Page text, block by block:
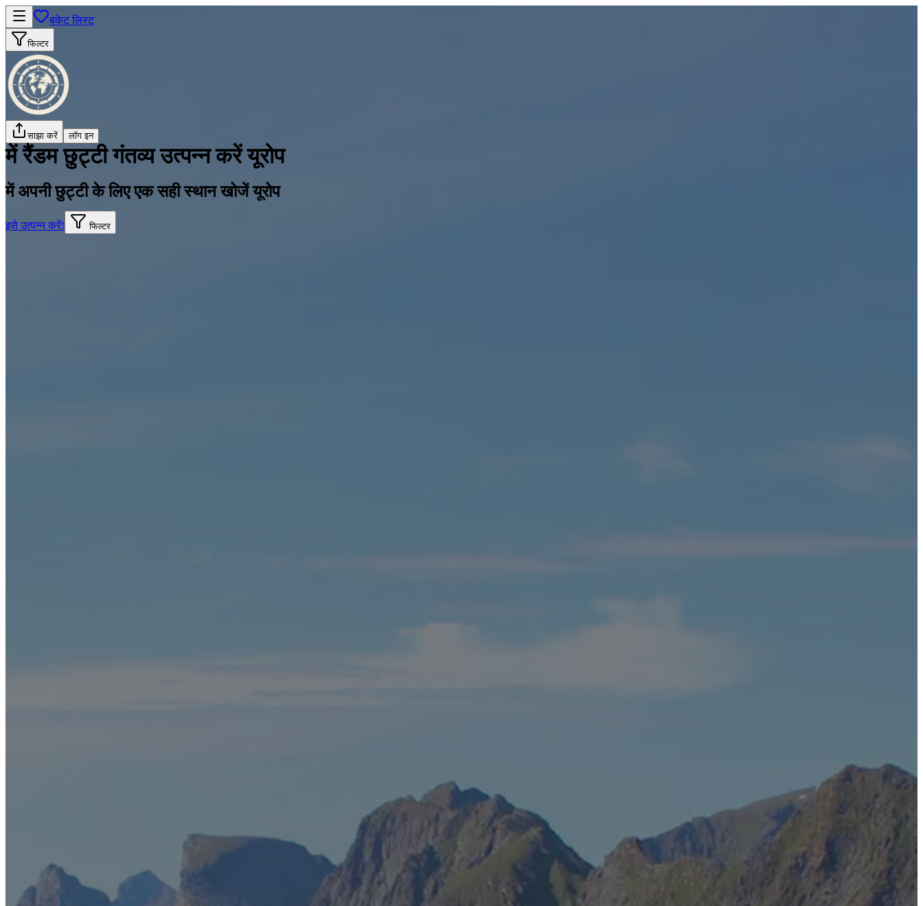
बकेट लिस्ट
फिल्टर
साझा करें लॉग इन
में रैंडम छुट्टी गंतव्य उत्पन्न करें यूरोप
में अपनी छुट्टी के लिए एक सही स्थान खोजें यूरोप
इसे उत्पन्न करें! फिल्टर